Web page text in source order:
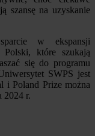
szansę na uzyskanie
w ekspansji
które szukają
się do programu
SWPS jest
i Poland Prize można
2024 r.